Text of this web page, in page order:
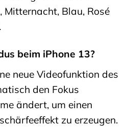
Mitternacht, Blau, Rosé
beim iPhone 13?
neue Videofunktion des
den Fokus
ändert, um einen
zu erzeugen.